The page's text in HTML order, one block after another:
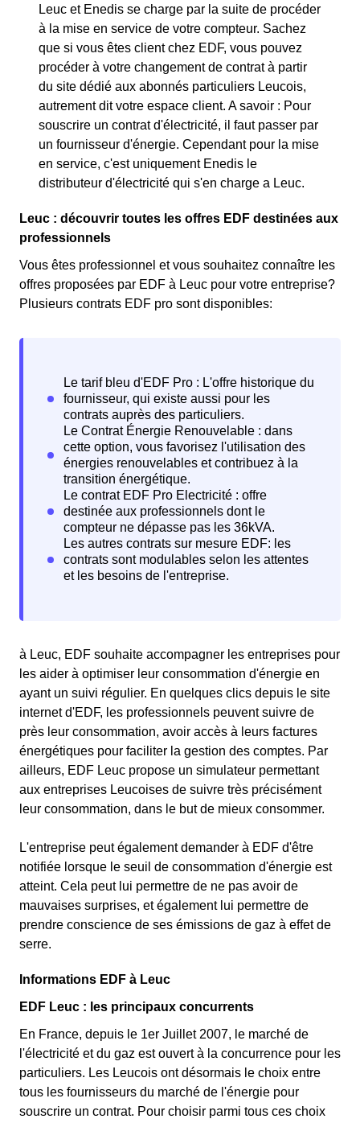
Leuc et Enedis se charge par la suite de procéder
à la mise en service de votre compteur. Sachez
que si vous êtes client chez EDF, vous pouvez
procéder à votre changement de contrat à partir
du site dédié aux abonnés particuliers Leucois,
autrement dit votre espace client. A savoir : Pour
souscrire un contrat d'électricité, il faut passer par
un fournisseur d'énergie. Cependant pour la mise
en service, c'est uniquement Enedis le
distributeur d'électricité qui s'en charge a Leuc.
Leuc : découvrir toutes les offres EDF destinées aux
professionnels
Vous êtes professionnel et vous souhaitez connaître les
offres proposées par EDF à Leuc pour votre entreprise?
Plusieurs contrats EDF pro sont disponibles:
à Leuc, EDF souhaite accompagner les entreprises pour
les aider à optimiser leur consommation d'énergie en
ayant un suivi régulier. En quelques clics depuis le site
internet d'EDF, les professionnels peuvent suivre de
près leur consommation, avoir accès à leurs factures
énergétiques pour faciliter la gestion des comptes. Par
ailleurs, EDF Leuc propose un simulateur permettant
aux entreprises Leucoises de suivre très précisément
leur consommation, dans le but de mieux consommer.
L'entreprise peut également demander à EDF d'être
notifiée lorsque le seuil de consommation d'énergie est
atteint. Cela peut lui permettre de ne pas avoir de
mauvaises surprises, et également lui permettre de
prendre conscience de ses émissions de gaz à effet de
serre.
Informations EDF à Leuc
EDF Leuc : les principaux concurrents
En France, depuis le 1er Juillet 2007, le marché de
l'électricité et du gaz est ouvert à la concurrence pour les
particuliers. Les Leucois ont désormais le choix entre
tous les fournisseurs du marché de l'énergie pour
souscrire un contrat. Pour choisir parmi tous ces choix